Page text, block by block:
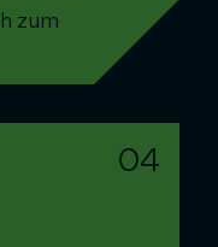
zum
04